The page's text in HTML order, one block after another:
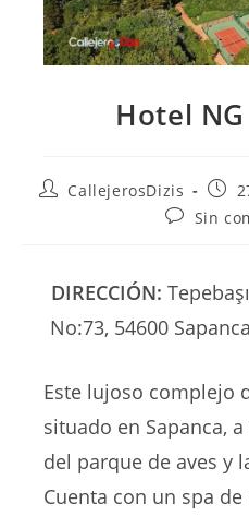
Hotel
AutorCallejerosDizis
la
Sin
DIRECCIÓN:
No:73, 54600
Este lujoso complejo
situado en Sapanca,
del parque de aves y
Cuenta con un spa